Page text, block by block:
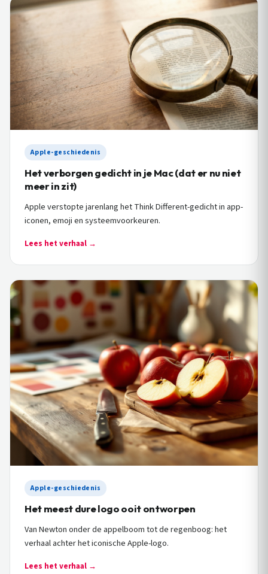
Apple-geschiedenis
Het verborgen gedicht in je Mac (dat er nu niet
meer in zit)
Apple verstopte jarenlang het Think Different-gedicht in app-
iconen, emoji en systeemvoorkeuren.
Lees het verhaal →
Apple-geschiedenis
Het meest dure logo ooit ontworpen
Van Newton onder de appelboom tot de regenboog: het
verhaal achter het iconische Apple-logo.
Lees het verhaal →